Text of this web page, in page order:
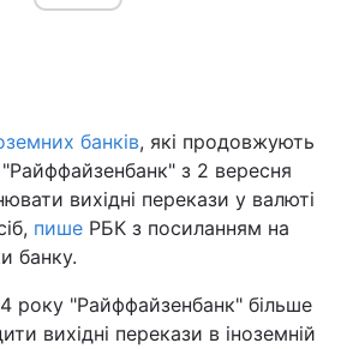
банків, які продовжують
з 2 вересня
вихідні перекази у валюті
пише РБК з посиланням на
банку.
року "Райффайзенбанк" більше
вихідні перекази в іноземній